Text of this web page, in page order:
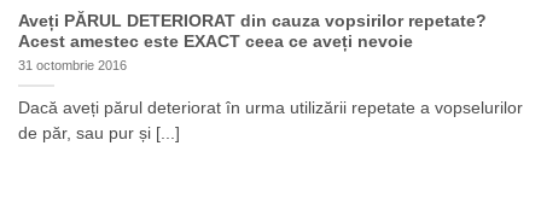
Aveți PĂRUL DETERIORAT din cauza vopsirilor repetate?
Acest amestec este EXACT ceea ce aveți nevoie
31 octombrie 2016
Dacă aveți părul deteriorat în urma utilizării repetate a vopselurilor
de păr, sau pur și [...]